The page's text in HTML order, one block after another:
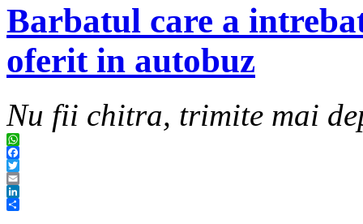
Barbatul care a
oferit in autobuz
Nu fii chitra, trimite mai
WhatsApp
Facebook
Twitter
Email
LinkedIn